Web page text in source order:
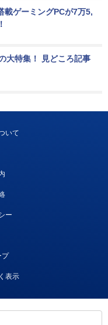
載ゲーミングPCが7万5,
大特集！ 見どころ記事
いて
ー
プ
表示